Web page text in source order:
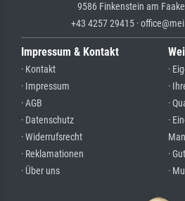
9586 Finkenstein am
+43 4257 29415 ·
Impressum & Kontakt
· Kontakt
· Impressum
· AGB
· Datenschutz
· Widerrufsrecht
· Reklamationen
· Über uns
·
·
·
·
·
·